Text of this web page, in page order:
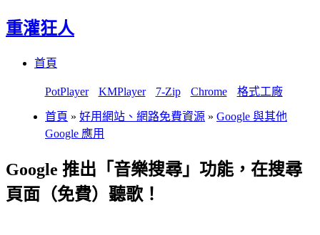
重灌狂人
首頁
PotPlayer KMPlayer 7-Zip Chrome 格式工廠
首頁 » 好用網站、網路免費資源 » Google 與其他
Google 應用
Google 推出「音樂搜尋」功能，在搜尋
頁面（免費）聽歌！